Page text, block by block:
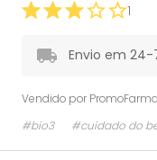
1
Envio em 24-
Vendido por
#bio3
#cuidado do